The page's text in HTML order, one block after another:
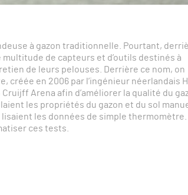
à gazon traditionnelle. Pourtant,
de capteurs et d’outils destinés à
de leurs pelouses. Derrière ce nom, on
créée en 2006 par l’ingénieur néerlandais
Arena afin d’améliorer la qualité du
les propriétés du gazon et du sol
lisaient les données de simple thermomètre.
ces tests.